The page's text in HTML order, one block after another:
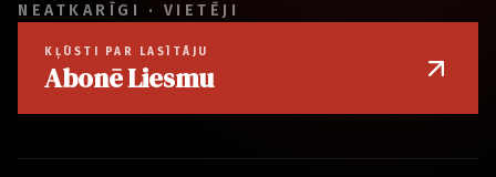
NEATKARĪGI · VIETĒJI
KĻŪSTI PAR LASĪTĀJU
Abonē Liesmu